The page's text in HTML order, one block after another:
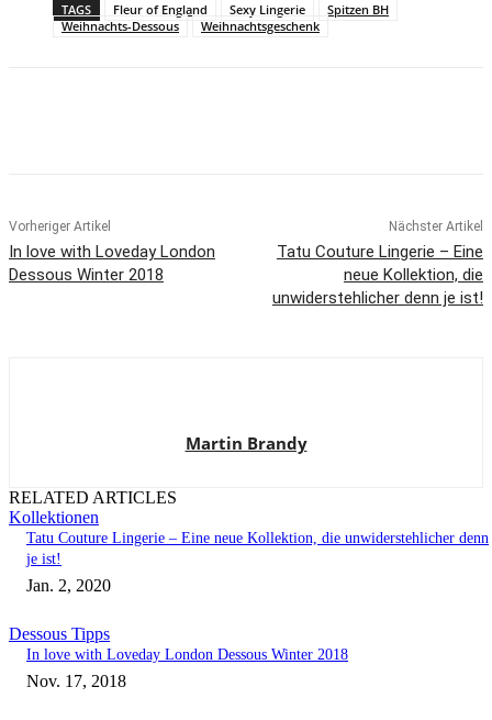
TAGS Fleur of England Sexy Lingerie
Spitzen BH
Weihnachts-Dessous
Weihnachtsgeschenk
Vorheriger Artikel
In love with Loveday London
Dessous Winter 2018
Nächster Artikel
Tatu Couture Lingerie – Eine
neue Kollektion, die
unwiderstehlicher denn je ist!
Martin Brandy
RELATED ARTICLES
Kollektionen
Tatu Couture Lingerie – Eine neue Kollektion, die unwiderstehlicher denn
je ist!
Jan. 2, 2020
Dessous Tipps
In love with Loveday London Dessous Winter 2018
Nov. 17, 2018